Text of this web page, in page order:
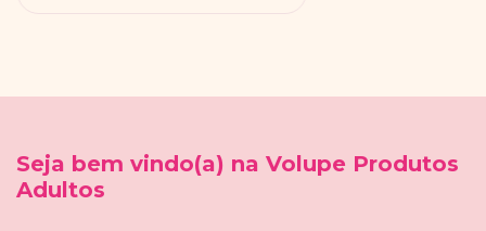
Seja bem vindo(a) na Volupe Produtos
Adultos